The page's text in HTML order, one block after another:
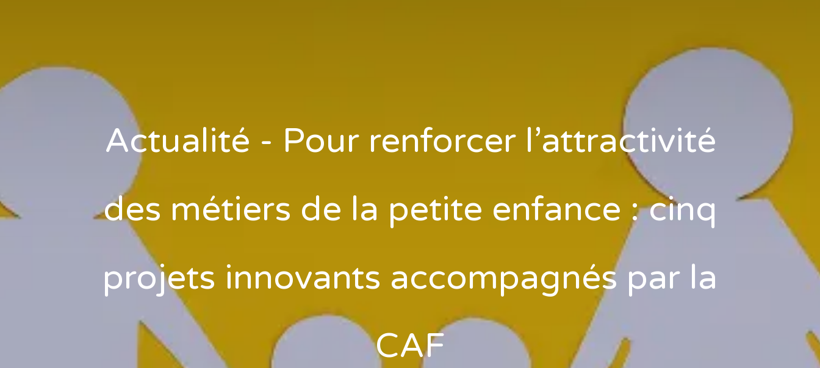
Actualité - Pour renforcer l’attractivité
des métiers de la petite enfance : cinq
projets innovants accompagnés par la
CAF